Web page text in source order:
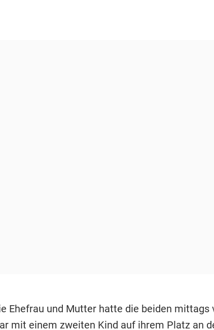
Ehefrau und Mutter hatte die beiden
mit einem zweiten Kind auf ihrem Platz an